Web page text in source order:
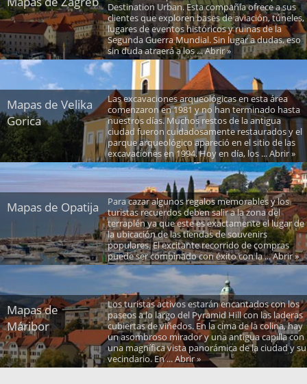
Destination Urban. Esta compañía ofrece a sus
clientes que exploren bases de aviación, túneles,
lugares de eventos históricos y ruinas de la
Segunda Guerra Mundial. Sin lugar a dudas, eso
sin duda atraerá a los ... Abrir »
Mapas de Velika
Gorica
Las excavaciones arqueológicas en esta área
comenzaron en 1981 y no han terminado hasta
nuestros días. Muchos restos de la antigua
ciudad fueron cuidadosamente restaurados y el
parque arqueológico apareció en el sitio de las
excavaciones en 1994. Hoy en día, los ... Abrir »
Mapas de Opatija
Para cazar algunos regalos memorables y los
turistas recuerdos deben salir a la zona del
terraplén ya que este es exactamente el lugar de
la ubicación de las tiendas de souvenirs
populares. El excitante recorrido de compras
puede ser combinado con éxito con la ... Abrir »
Mapas de
Máribor
Los turistas activos estarán encantados con los
paseos a lo largo del Pyramid Hill con las laderas
cubiertas de viñedos. En la cima de la colina, hay
un asombroso mirador y una antigua capilla con
una magnífica vista panorámica de la ciudad y su
vecindario. En ... Abrir »